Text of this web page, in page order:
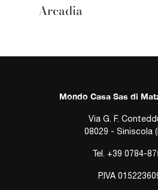
Arcadia
Mondo Casa Sas di
Via G. F.
08029 - Siniscola
Tel. +39 0784-
P.IVA